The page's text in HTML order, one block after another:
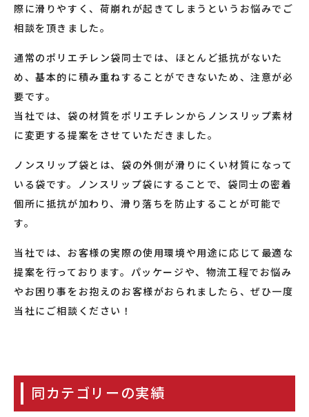
際に滑りやすく、荷崩れが起きてしまうというお悩みでご
相談を頂きました。
通常のポリエチレン袋同士では、ほとんど抵抗がないた
め、基本的に積み重ねすることができないため、注意が必
要です。
当社では、袋の材質をポリエチレンからノンスリップ素材
に変更する提案をさせていただきました。
ノンスリップ袋とは、袋の外側が滑りにくい材質になって
いる袋です。ノンスリップ袋にすることで、袋同士の密着
個所に抵抗が加わり、滑り落ちを防止することが可能で
す。
当社では、お客様の実際の使用環境や用途に応じて最適な
提案を行っております。パッケージや、物流工程でお悩み
やお困り事をお抱えのお客様がおられましたら、ぜひ一度
当社にご相談ください！
同カテゴリーの実績